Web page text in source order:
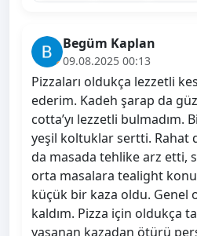
Begüm Kaplan
09.08.2025 00:13
Pizzaları oldukça lezzetli
ederim. Kadeh şarap da
cotta’yı lezzetli bulmadım.
yeşil koltuklar sertti. Rahat
da masada tehlike arz etti,
orta masalara tealight
küçük bir kaza oldu. Genel
kaldım. Pizza için oldukça
yaşanan kazadan ötürü